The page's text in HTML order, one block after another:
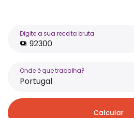
Digite a sua receita bruta
Onde é que trabalha?
Portugal
Calcular